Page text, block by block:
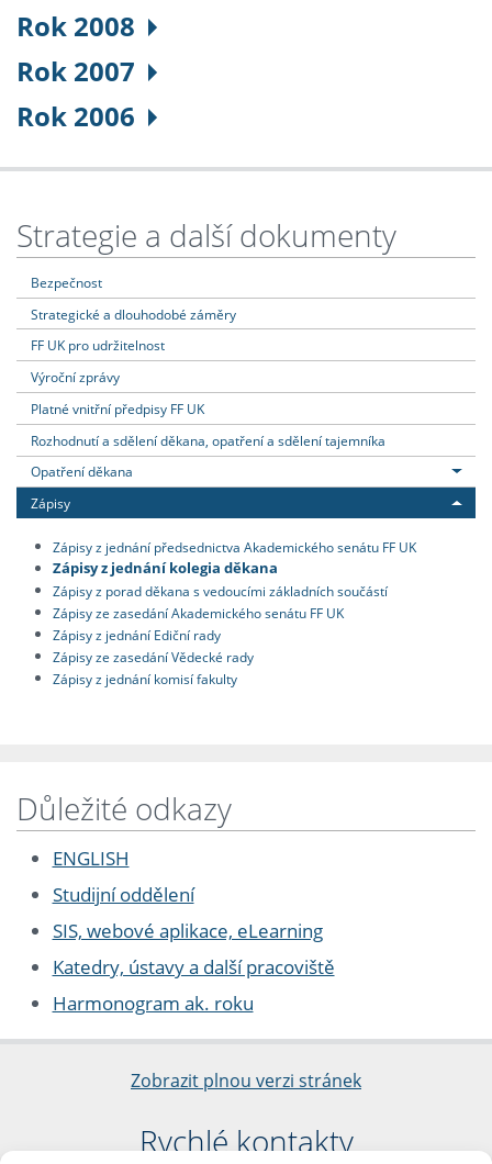
Rok 2008
Rok 2007
Rok 2006
Strategie a další dokumenty
Bezpečnost
Strategické a dlouhodobé záměry
FF UK pro udržitelnost
Výroční zprávy
Platné vnitřní předpisy FF UK
Rozhodnutí a sdělení děkana, opatření a sdělení tajemníka
Opatření děkana
Zápisy
Zápisy z jednání předsednictva Akademického senátu FF UK
Zápisy z jednání kolegia děkana
Zápisy z porad děkana s vedoucími základních součástí
Zápisy ze zasedání Akademického senátu FF UK
Zápisy z jednání Ediční rady
Zápisy ze zasedání Vědecké rady
Zápisy z jednání komisí fakulty
Důležité odkazy
ENGLISH
Studijní oddělení
SIS, webové aplikace, eLearning
Katedry, ústavy a další pracoviště
Harmonogram ak. roku
Zobrazit plnou verzi stránek
Rychlé kontakty